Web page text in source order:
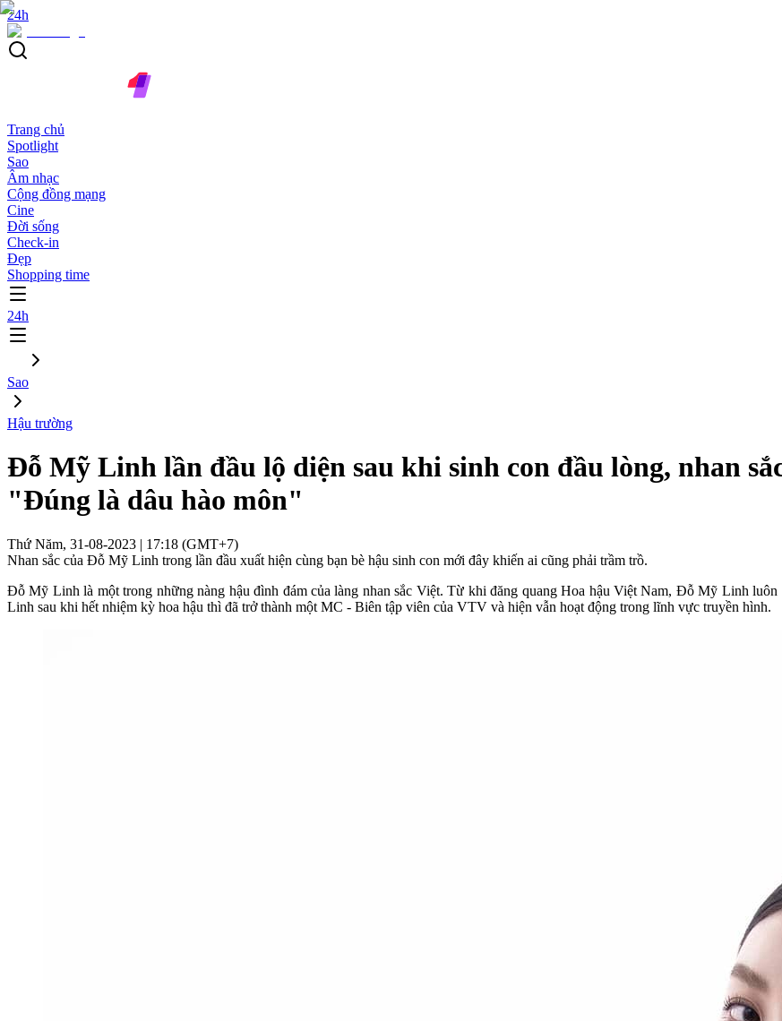
24h
Trang chủ
Spotlight
Sao
Âm nhạc
Cộng đồng mạng
Cine
Đời sống
Check-in
Đẹp
Shopping time
24h
Sao
Hậu trường
Đỗ Mỹ Linh lần đầu lộ diện sau khi sinh con đầu lòng, nhan
"Đúng là dâu hào môn"
Thứ Năm, 31-08-2023 | 17:18 (GMT+7)
Nhan sắc của Đỗ Mỹ Linh trong lần đầu xuất hiện cùng bạn bè hậu sinh con mới đây khiến ai cũng phải trầm trồ.
Đỗ Mỹ Linh là một trong những nàng hậu đình đám của làng nhan sắc Việt. Từ khi đăng quang Hoa hậu Việt Nam, Đỗ Mỹ Linh
Linh sau khi hết nhiệm kỳ hoa hậu thì đã trở thành một MC - Biên tập viên của VTV và hiện vẫn hoạt động trong lĩnh vực truyền hình.